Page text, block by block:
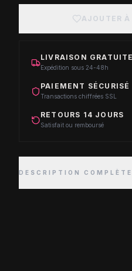
AJOUTER
LIVRAISON
Expédition sous 24-48h
PAIEMENT SÉCURISÉ
Transactions chiffrées SSL
RETOURS 14 JOURS
Satisfait ou remboursé
DESCRIPTION COMPLÈTE